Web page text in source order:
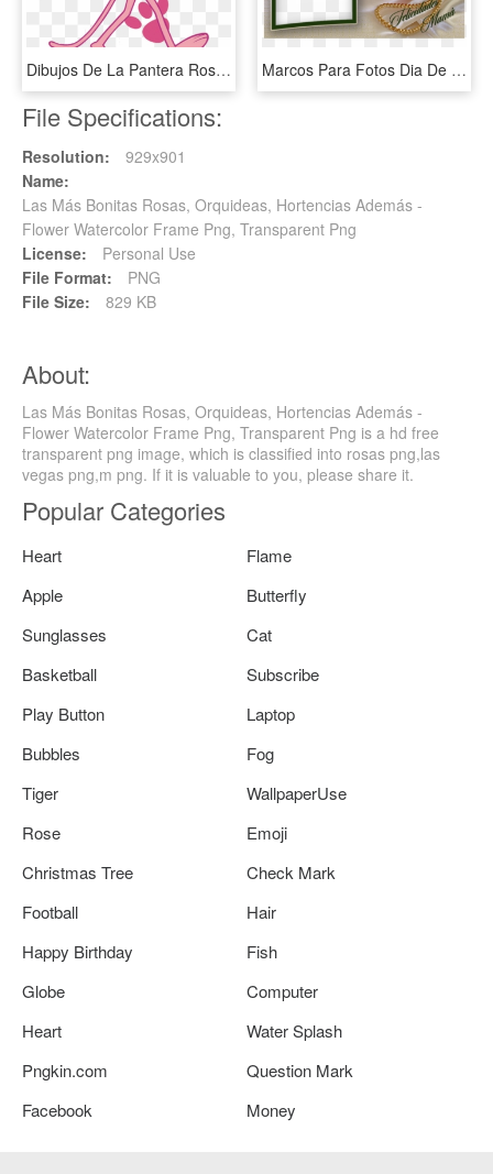
Dibujos De La Pantera Rosa, HD Png Download Marcos Para Fotos Dia De La Madre - Imagens Rosas E Pérolas, HD Png Download
File Specifications:
Resolution:
929x901
Name:
Las Más Bonitas Rosas, Orquideas, Hortencias Además -
Flower Watercolor Frame Png, Transparent Png
License:
Personal Use
File Format:
PNG
File Size:
829 KB
About:
Las Más Bonitas Rosas, Orquideas, Hortencias Además -
Flower Watercolor Frame Png, Transparent Png is a hd free
transparent png image, which is classified into rosas png,las
vegas png,m png. If it is valuable to you, please share it.
Popular Categories
Heart
Flame
Apple
Butterfly
Sunglasses
Cat
Basketball
Subscribe
Play Button
Laptop
Bubbles
Fog
Tiger
WallpaperUse
Rose
Emoji
Christmas Tree
Check Mark
Football
Hair
Happy Birthday
Fish
Globe
Computer
Heart
Water Splash
Pngkin.com
Question Mark
Facebook
Money